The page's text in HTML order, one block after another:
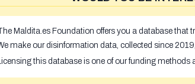
Maldita.es Foundation offers you a database that
make our disinformation data, collected since
this database is one of our funding methods